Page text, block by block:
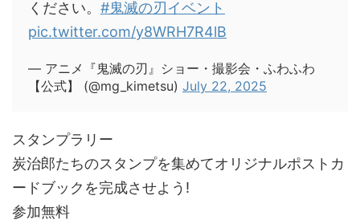
ください。 #鬼滅の刃イベント
pic.twitter.com/y8WRH7R4lB
— アニメ『鬼滅の刃』ショー・撮影会・ふわふわ
【公式】 (@mg_kimetsu) July 22, 2025
スタンプラリー
炭治郎たちのスタンプを集めてオリジナルポストカ
ードブックを完成させよう!
参加無料